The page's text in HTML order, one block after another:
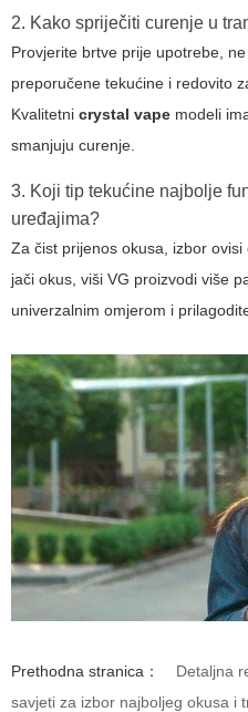
2. Kako spriječiti curenje u
Provjerite brtve prije upotrebe,
preporučene tekućine i redovito
Kvalitetni crystal vape modeli
smanjuju curenje.
3. Koji tip tekućine najbolje
uređajima?
Za čist prijenos okusa, izbor
jači okus, viši VG proizvodi više
univerzalnim omjerom i
Prethodna stranica：
Detaljna
savjeti za izbor najboljeg okusa i